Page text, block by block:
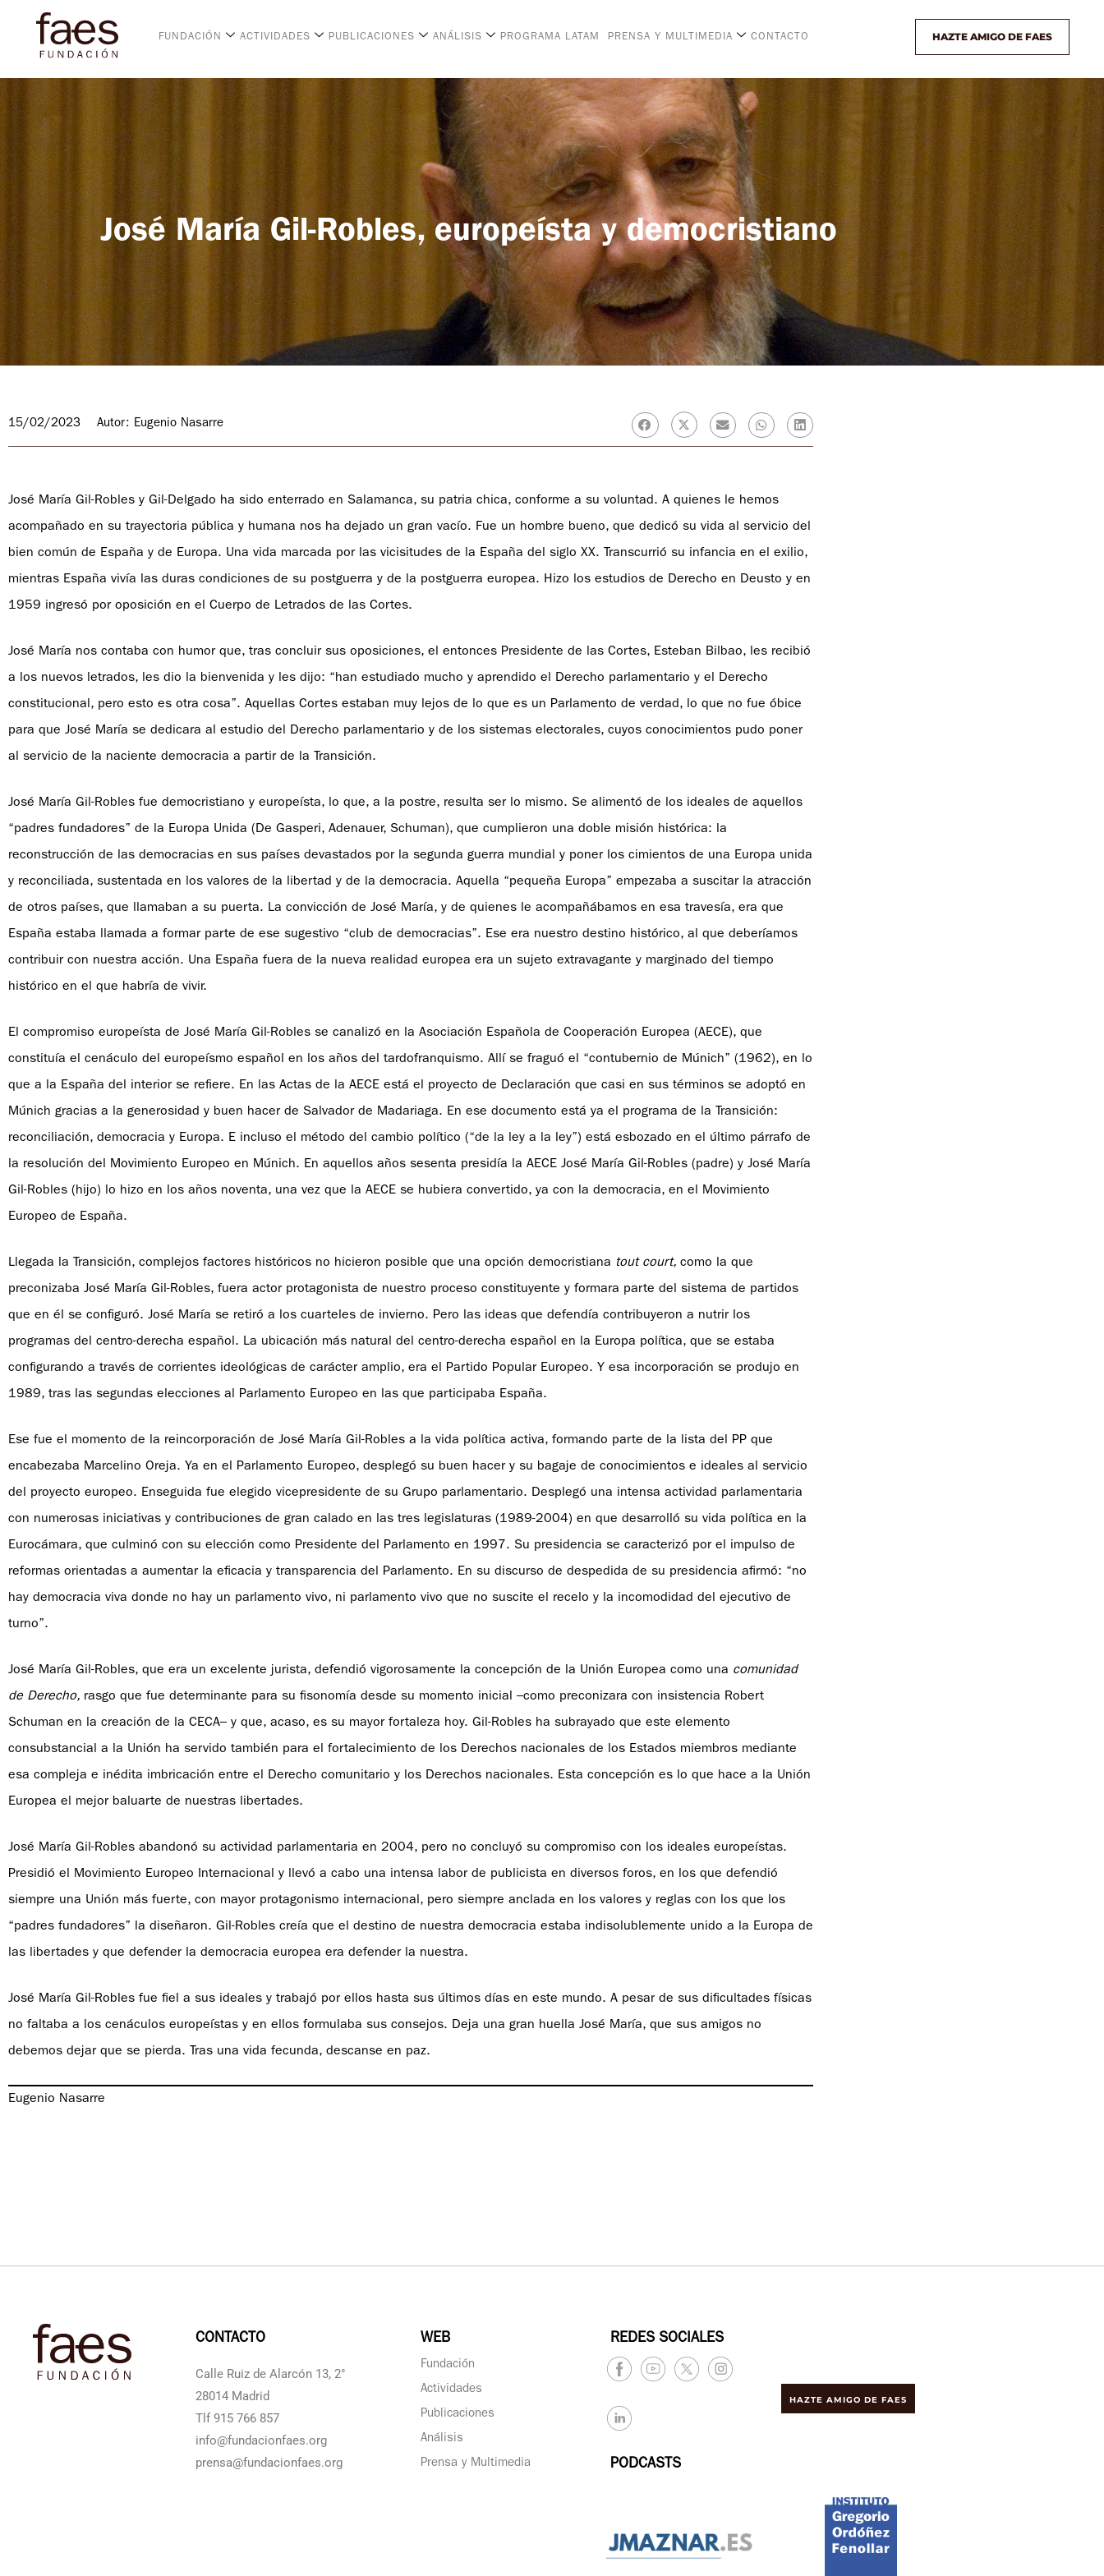
FUNDACIÓN ACTIVIDADES PUBLICACIONES ANÁLISIS PROGRAMA LATAM PRENSA Y MULTIMEDIA CONTACTO HAZTE AMIGO DE FAES
José María Gil-Robles, europeísta y democristiano
15/02/2023 Autor: Eugenio Nasarre
José María Gil-Robles y Gil-Delgado ha sido enterrado en Salamanca, su patria chica, conforme a su voluntad. A quienes le hemos
acompañado en su trayectoria pública y humana nos ha dejado un gran vacío. Fue un hombre bueno, que dedicó su vida al servicio del
bien común de España y de Europa. Una vida marcada por las vicisitudes de la España del siglo XX. Transcurrió su infancia en el exilio,
mientras España vivía las duras condiciones de su postguerra y de la postguerra europea. Hizo los estudios de Derecho en Deusto y en
1959 ingresó por oposición en el Cuerpo de Letrados de las Cortes.
José María nos contaba con humor que, tras concluir sus oposiciones, el entonces Presidente de las Cortes, Esteban Bilbao, les recibió
a los nuevos letrados, les dio la bienvenida y les dijo: “han estudiado mucho y aprendido el Derecho parlamentario y el Derecho
constitucional, pero esto es otra cosa”. Aquellas Cortes estaban muy lejos de lo que es un Parlamento de verdad, lo que no fue óbice
para que José María se dedicara al estudio del Derecho parlamentario y de los sistemas electorales, cuyos conocimientos pudo poner
al servicio de la naciente democracia a partir de la Transición.
José María Gil-Robles fue democristiano y europeísta, lo que, a la postre, resulta ser lo mismo. Se alimentó de los ideales de aquellos
“padres fundadores” de la Europa Unida (De Gasperi, Adenauer, Schuman), que cumplieron una doble misión histórica: la
reconstrucción de las democracias en sus países devastados por la segunda guerra mundial y poner los cimientos de una Europa unida
y reconciliada, sustentada en los valores de la libertad y de la democracia. Aquella “pequeña Europa” empezaba a suscitar la atracción
de otros países, que llamaban a su puerta. La convicción de José María, y de quienes le acompañábamos en esa travesía, era que
España estaba llamada a formar parte de ese sugestivo “club de democracias”. Ese era nuestro destino histórico, al que deberíamos
contribuir con nuestra acción. Una España fuera de la nueva realidad europea era un sujeto extravagante y marginado del tiempo
histórico en el que habría de vivir.
El compromiso europeísta de José María Gil-Robles se canalizó en la Asociación Española de Cooperación Europea (AECE), que
constituía el cenáculo del europeísmo español en los años del tardofranquismo. Allí se fraguó el “contubernio de Múnich” (1962), en lo
que a la España del interior se refiere. En las Actas de la AECE está el proyecto de Declaración que casi en sus términos se adoptó en
Múnich gracias a la generosidad y buen hacer de Salvador de Madariaga. En ese documento está ya el programa de la Transición:
reconciliación, democracia y Europa. E incluso el método del cambio político (“de la ley a la ley”) está esbozado en el último párrafo de
la resolución del Movimiento Europeo en Múnich. En aquellos años sesenta presidía la AECE José María Gil-Robles (padre) y José María
Gil-Robles (hijo) lo hizo en los años noventa, una vez que la AECE se hubiera convertido, ya con la democracia, en el Movimiento
Europeo de España.
Llegada la Transición, complejos factores históricos no hicieron posible que una opción democristiana tout court, como la que
preconizaba José María Gil-Robles, fuera actor protagonista de nuestro proceso constituyente y formara parte del sistema de partidos
que en él se configuró. José María se retiró a los cuarteles de invierno. Pero las ideas que defendía contribuyeron a nutrir los
programas del centro-derecha español. La ubicación más natural del centro-derecha español en la Europa política, que se estaba
configurando a través de corrientes ideológicas de carácter amplio, era el Partido Popular Europeo. Y esa incorporación se produjo en
1989, tras las segundas elecciones al Parlamento Europeo en las que participaba España.
Ese fue el momento de la reincorporación de José María Gil-Robles a la vida política activa, formando parte de la lista del PP que
encabezaba Marcelino Oreja. Ya en el Parlamento Europeo, desplegó su buen hacer y su bagaje de conocimientos e ideales al servicio
del proyecto europeo. Enseguida fue elegido vicepresidente de su Grupo parlamentario. Desplegó una intensa actividad parlamentaria
con numerosas iniciativas y contribuciones de gran calado en las tres legislaturas (1989-2004) en que desarrolló su vida política en la
Eurocámara, que culminó con su elección como Presidente del Parlamento en 1997. Su presidencia se caracterizó por el impulso de
reformas orientadas a aumentar la eficacia y transparencia del Parlamento. En su discurso de despedida de su presidencia afirmó: “no
hay democracia viva donde no hay un parlamento vivo, ni parlamento vivo que no suscite el recelo y la incomodidad del ejecutivo de
turno”.
José María Gil-Robles, que era un excelente jurista, defendió vigorosamente la concepción de la Unión Europea como una comunidad
de Derecho, rasgo que fue determinante para su fisonomía desde su momento inicial –como preconizara con insistencia Robert
Schuman en la creación de la CECA– y que, acaso, es su mayor fortaleza hoy. Gil-Robles ha subrayado que este elemento
consubstancial a la Unión ha servido también para el fortalecimiento de los Derechos nacionales de los Estados miembros mediante
esa compleja e inédita imbricación entre el Derecho comunitario y los Derechos nacionales. Esta concepción es lo que hace a la Unión
Europea el mejor baluarte de nuestras libertades.
José María Gil-Robles abandonó su actividad parlamentaria en 2004, pero no concluyó su compromiso con los ideales europeístas.
Presidió el Movimiento Europeo Internacional y llevó a cabo una intensa labor de publicista en diversos foros, en los que defendió
siempre una Unión más fuerte, con mayor protagonismo internacional, pero siempre anclada en los valores y reglas con los que los
“padres fundadores” la diseñaron. Gil-Robles creía que el destino de nuestra democracia estaba indisolublemente unido a la Europa de
las libertades y que defender la democracia europea era defender la nuestra.
José María Gil-Robles fue fiel a sus ideales y trabajó por ellos hasta sus últimos días en este mundo. A pesar de sus dificultades físicas
no faltaba a los cenáculos europeístas y en ellos formulaba sus consejos. Deja una gran huella José María, que sus amigos no
debemos dejar que se pierda. Tras una vida fecunda, descanse en paz.
Eugenio Nasarre
CONTACTO
Calle Ruiz de Alarcón 13, 2°
28014 Madrid
Tlf 915 766 857
info@fundacionfaes.org
prensa@fundacionfaes.org
WEB
Fundación
Actividades
Publicaciones
Análisis
Prensa y Multimedia
REDES SOCIALES
PODCASTS
HAZTE AMIGO DE FAES